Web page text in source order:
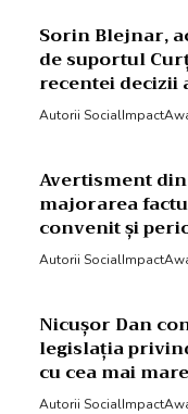
Sorin Blejnar,
de suportul
recentei decizii
Autorii
Avertisment
majorarea
convenit și
Autorii
Nicușor Dan
legislația
cu cea mai
Autorii